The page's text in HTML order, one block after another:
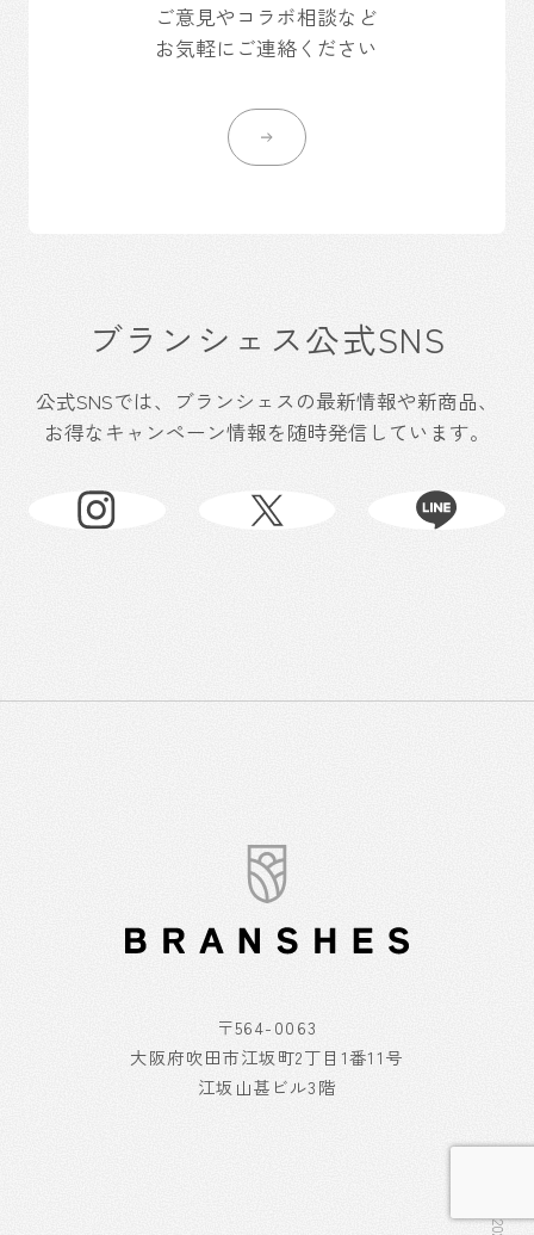
ご意見やコラボ相談など
お気軽にご連絡ください
ブランシェス公式SNS
公式SNSでは、ブランシェスの最新情報や新商品、
お得なキャンペーン情報を随時発信しています。
〒564-0063
大阪府吹田市江坂町2丁目1番11号
江坂山甚ビル3階